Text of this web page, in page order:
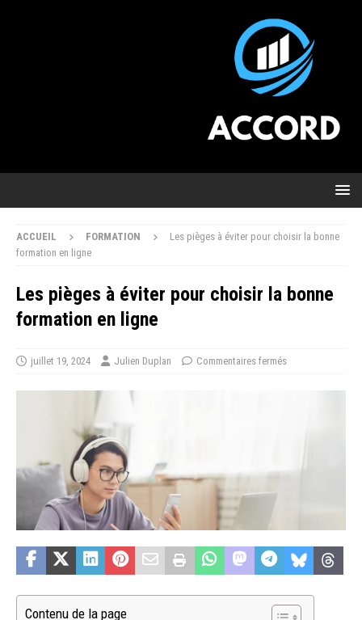
ACCUEIL FORMATION
Les pièges à éviter pour choisir la bonne
formation en ligne
Les pièges à éviter pour choisir la bonne
formation en ligne
juillet 19, 2024 Julien Duplan Commentaires fermés
Contenu de la page